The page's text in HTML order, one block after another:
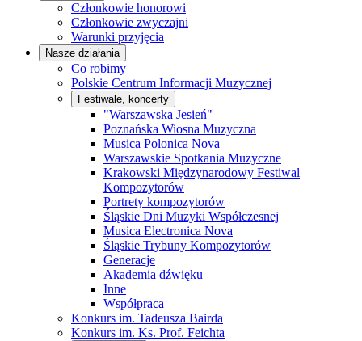
Członkowie honorowi
Członkowie zwyczajni
Warunki przyjęcia
Nasze działania
Co robimy
Polskie Centrum Informacji Muzycznej
Festiwale, koncerty
"Warszawska Jesień"
Poznańska Wiosna Muzyczna
Musica Polonica Nova
Warszawskie Spotkania Muzyczne
Krakowski Międzynarodowy Festiwal
Kompozytorów
Portrety kompozytorów
Śląskie Dni Muzyki Współczesnej
Musica Electronica Nova
Śląskie Trybuny Kompozytorów
Generacje
Akademia dźwięku
Inne
Współpraca
Konkurs im. Tadeusza Bairda
Konkurs im. Ks. Prof. Feichta